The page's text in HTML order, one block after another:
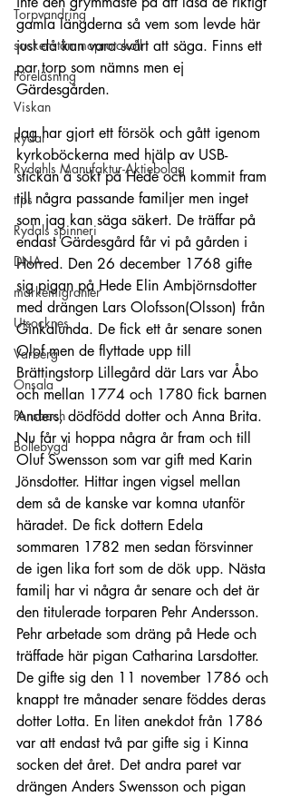
Torpvandring
sockenstämmoprotokoll
Föreläsning
Viskan
Rydal
Rydahls Manufaktur-Aktiebolag
tips
Rydals spinneri
DNA
markemigranter
Utsocknes
Varberg
Onsala
Ponsbach
Bollebygd
gamla längderna så vem som levde här
just då kan vara svårt att säga. Finns ett
par torp som nämns men ej
Gärdesgården.
Jag har gjort ett försök och gått igenom
kyrkoböckerna med hjälp av USB-
stickan å sökt på Hede och kommit fram
till några passande familjer men inget
som jag kan säga säkert. De träffar på
endast Gärdesgård får vi på gården i
Horred. Den 26 december 1768 gifte
sig pigan på Hede Elin Ambjörnsdotter
med drängen Lars Olofsson(Olsson) från
Ginkalunda. De fick ett år senare sonen
Olof men de flyttade upp till
Brättingstorp Lillegård där Lars var Åbo
och mellan 1774 och 1780 fick barnen
Anders, dödfödd dotter och Anna Brita.
Nu får vi hoppa några år fram och till
Oluf Swensson som var gift med Karin
Jönsdotter. Hittar ingen vigsel mellan
dem så de kanske var komna utanför
häradet. De fick dottern Edela
sommaren 1782 men sedan försvinner
de igen lika fort som de dök upp. Nästa
familj har vi några år senare och det är
den titulerade torparen Pehr Andersson.
Pehr arbetade som dräng på Hede och
träffade här pigan Catharina Larsdotter.
De gifte sig den 11 november 1786 och
knappt tre månader senare föddes deras
dotter Lotta. En liten anekdot från 1786
var att endast två par gifte sig i Kinna
socken det året. Det andra paret var
drängen Anders Swensson och pigan